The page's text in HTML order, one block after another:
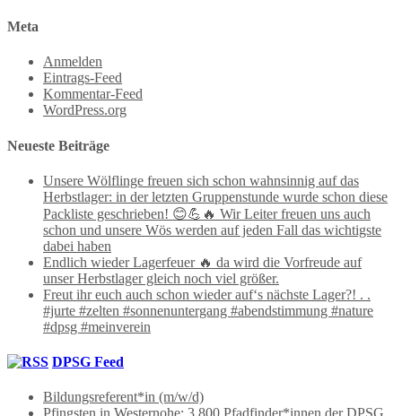
Meta
Anmelden
Eintrags-Feed
Kommentar-Feed
WordPress.org
Neueste Beiträge
Unsere Wölflinge freuen sich schon wahnsinnig auf das
Herbstlager: in der letzten Gruppenstunde wurde schon diese
Packliste geschrieben! 😊💪🔥 Wir Leiter freuen uns auch
schon und unsere Wös werden auf jeden Fall das wichtigste
dabei haben
Endlich wieder Lagerfeuer 🔥 da wird die Vorfreude auf
unser Herbstlager gleich noch viel größer.
Freut ihr euch auch schon wieder auf‘s nächste Lager?! . .
#jurte #zelten #sonnenuntergang #abendstimmung #nature
#dpsg #meinverein
DPSG Feed
Bildungsreferent*in (m/w/d)